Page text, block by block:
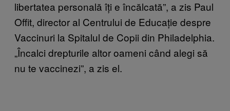
libertatea personală îți e încălcată”, a zis Paul
Offit, director al Centrului de Educație despre
Vaccinuri la Spitalul de Copii din Philadelphia.
„Încalci drepturile altor oameni când alegi să
nu te vaccinezi”, a zis el.